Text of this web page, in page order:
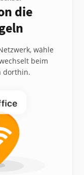
die
wähle
beim
dorthin.